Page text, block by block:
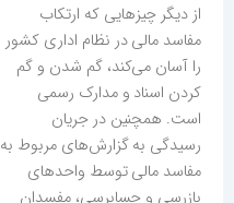
از دیگر چیزهایی که ارتکاب
مفاسد مالی در نظام اداری کشور
را آسان می‌کند، گم شدن و گم
کردن اسناد و مدارک رسمی
است. همچنین در جریان
رسیدگی به گزارش‌های مربوط به
مفاسد مالی توسط واحدهای
بازرسی و حسابرسی، مفسدان